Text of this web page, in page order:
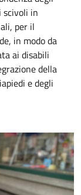
scivoli in
per il
in modo da
ai disabili
della
e degli